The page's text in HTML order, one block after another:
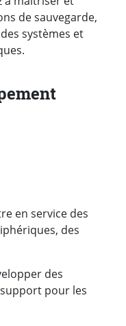
de sauvegarde,
systèmes et
en service des
des
des
pour les